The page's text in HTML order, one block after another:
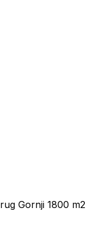
Gornji 1800 m2